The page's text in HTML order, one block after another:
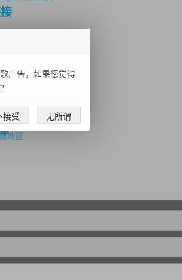
地区
身份证识别
广告，如果您觉得
接受 无所谓